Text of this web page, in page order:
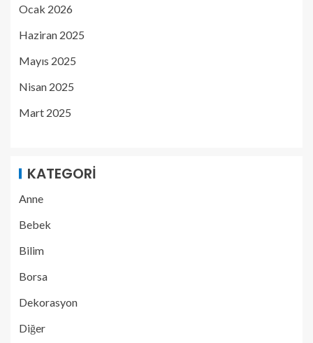
Ocak 2026
Haziran 2025
Mayıs 2025
Nisan 2025
Mart 2025
KATEGORI
Anne
Bebek
Bilim
Borsa
Dekorasyon
Diğer